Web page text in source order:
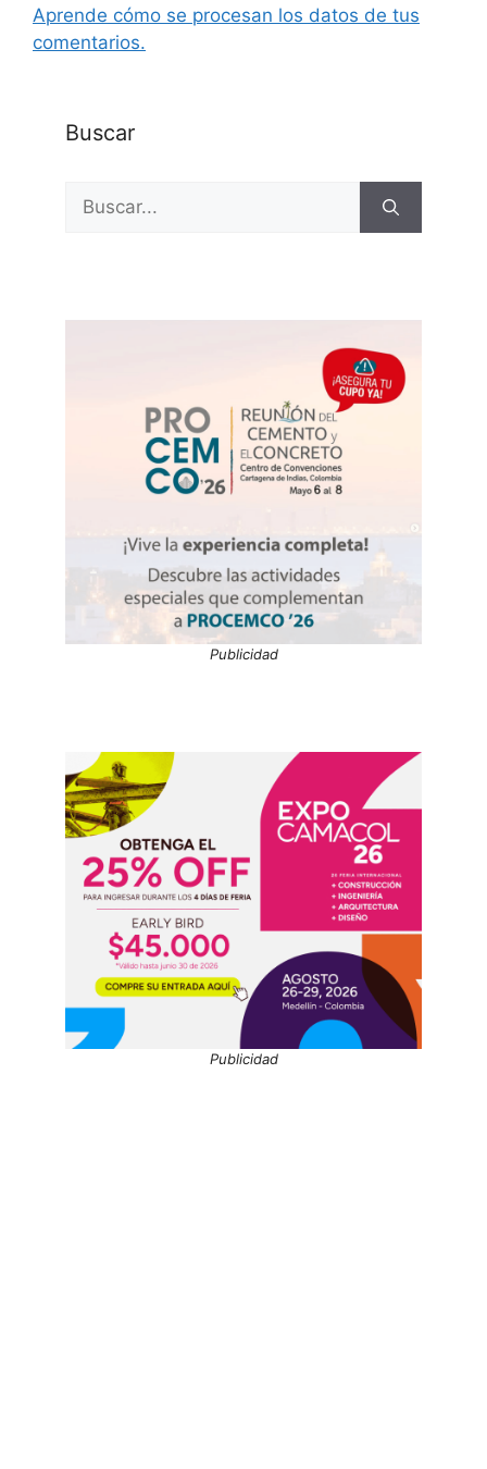
Aprende cómo se procesan los datos de tus
comentarios.
Buscar
Buscar:
Publicidad
Publicidad